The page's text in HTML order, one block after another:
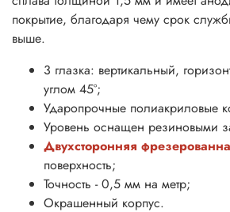
покрытие, благодаря чему срок
выше.
3 глазка: вертикальный,
углом 45°;
Ударопрочные полиакриловые
Уровень оснащен резиновыми
Двухсторонняя
поверхность;
Точность - 0,5 мм на метр;
Окрашенный корпус.